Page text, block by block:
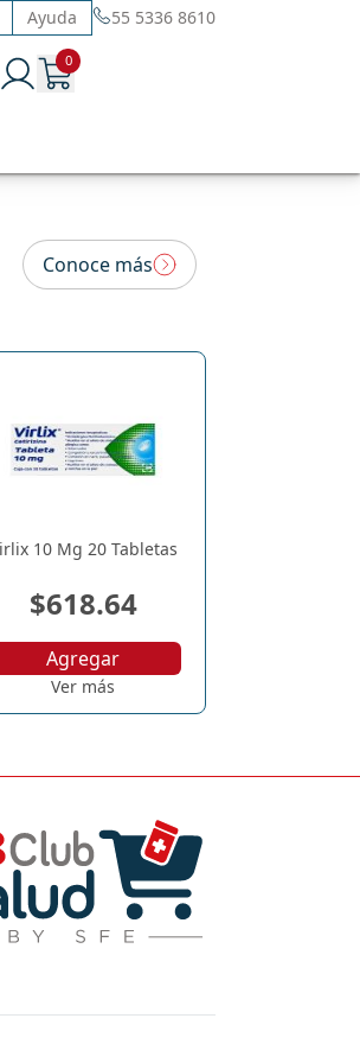
Ayuda 55 5336 8610
0
Conoce más
10 Mg 20 Tabletas
$618.64
Agregar
Ver más